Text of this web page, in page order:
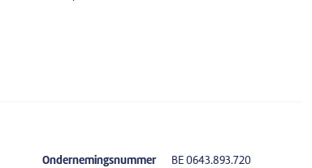
Ondernemingsnummer BE 0643.893.720